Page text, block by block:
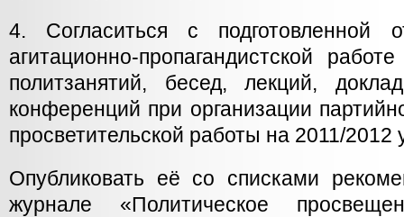
4. Согласиться с
агитационно-пропагандистской
политзанятий, бесед, лекций,
конференций при организации
просветительской работы на 2011/2012
Опубликовать её со списками
журнале «Политическое